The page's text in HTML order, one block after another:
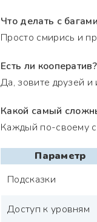
Что делать с
Просто смирись и
Есть ли кооператив?
Да, зовите друзей и
Какой самый
Каждый по-своему
Параметр
Подсказки
Доступ к уровням